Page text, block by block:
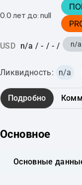
0.0 лет до: null
USD n/a / - / - / n/a
Ликвидность: n/a
Подробно
Основное
Основные